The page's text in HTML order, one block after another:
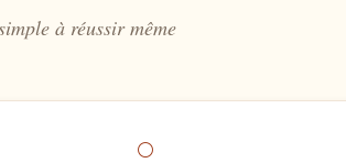
à réussir même
⚪